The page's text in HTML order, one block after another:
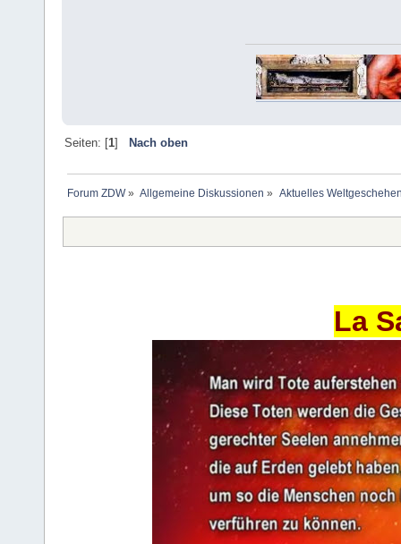
Seiten: [1] Nach oben
Forum ZDW» Allgemeine Diskussionen » Aktuelles
La